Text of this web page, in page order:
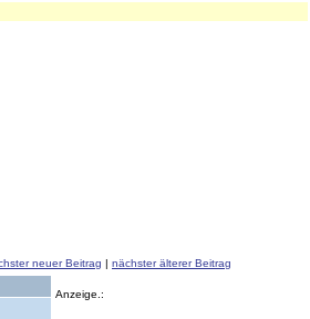
neuer Beitrag | nächster älterer Beitrag
Anzeige.: